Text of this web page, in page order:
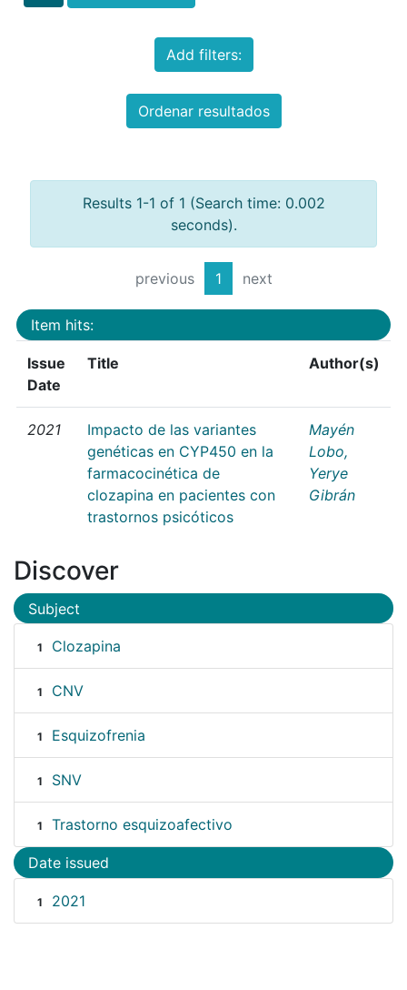
Add filters:
Ordenar resultados
Results 1-1 of 1 (Search time: 0.002
seconds).
previous 1 next
Item hits:
Issue
Date
Title Author(s)
2021
Impacto de las variantes
genéticas en CYP450 en la
farmacocinética de
clozapina en pacientes con
trastornos psicóticos
Mayén
Lobo,
Yerye
Gibrán
Discover
Subject
1 Clozapina
1 CNV
1 Esquizofrenia
1 SNV
1 Trastorno esquizoafectivo
Date issued
1 2021